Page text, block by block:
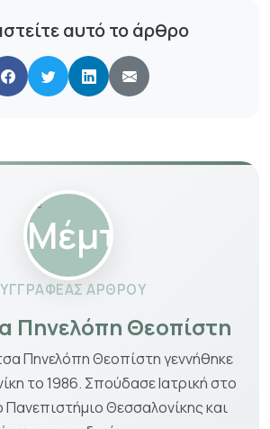
αυτό το άρθρο
ΆΡΘΡΟΥ
Πηνελόπη Θεοπίστη
Πηνελόπη Θεοπίστη γεννήθηκε
το 1986. Σπούδασε Ιατρική στο
Πανεπιστήμιο Θεσσαλονίκης και